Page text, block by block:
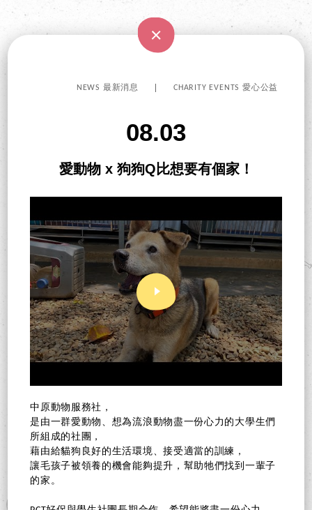
NEWS 最新消息 CHARITY EVENTS 愛心公益
08.03
愛動物 x 狗狗Q比想要有個家！
中原動物服務社，
是由一群愛動物、想為流浪動物盡一份心力的大學生們
所組成的社團，
藉由給貓狗良好的生活環境、接受適當的訓練，
讓毛孩子被領養的機會能夠提升，幫助牠們找到一輩子
的家。